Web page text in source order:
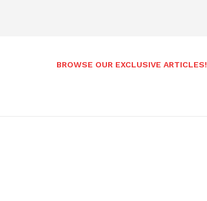
BROWSE OUR EXCLUSIVE ARTICLES!